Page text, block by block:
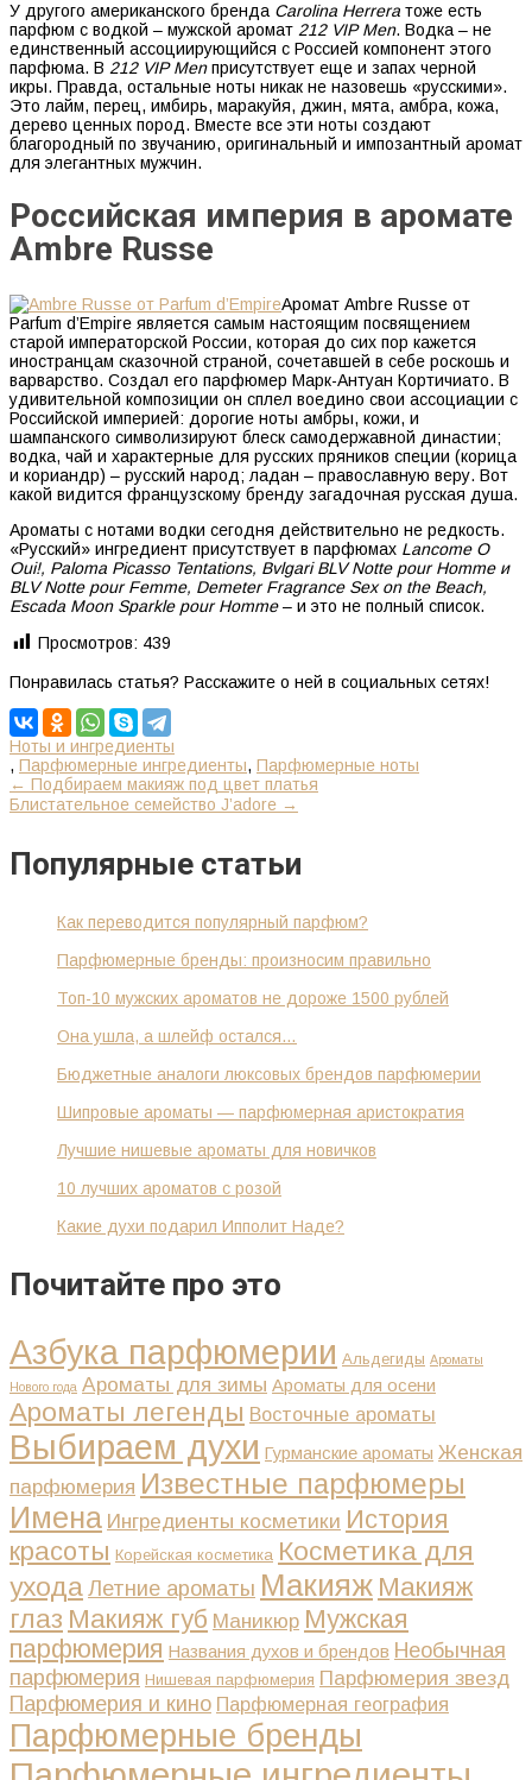
У другого американского бренда Carolina Herrera тоже есть
парфюм с водкой – мужской аромат 212 VIP Men. Водка – не
единственный ассоциирующийся с Россией компонент этого
парфюма. В 212 VIP Menприсутствует еще и запах черной
икры. Правда, остальные ноты никак не назовешь «русскими».
Это лайм, перец, имбирь, маракуйя, джин, мята, амбра, кожа,
дерево ценных пород. Вместе все эти ноты создают
благородный по звучанию, оригинальный и импозантный аромат
для элегантных мужчин.
Российская империя в аромате
Ambre Russe
Аромат Ambre Russe от
Parfum d’Empire является самым настоящим посвящением
старой императорской России, которая до сих пор кажется
иностранцам сказочной страной, сочетавшей в себе роскошь и
варварство. Создал его парфюмер Марк-Антуан Кортичиато. В
удивительной композиции он сплел воедино свои ассоциации с
Российской империей: дорогие ноты амбры, кожи, и
шампанского символизируют блеск самодержавной династии;
водка, чай и характерные для русских пряников специи (корица
и кориандр) – русский народ; ладан – православную веру. Вот
какой видится французскому бренду загадочная русская душа.
Ароматы с нотами водки сегодня действительно не редкость.
«Русский» ингредиент присутствует в парфюмах Lancome O
Oui!, Paloma Picasso Tentations, Bvlgari BLV Notte pour Homme и
BLV Notte pour Femme, Demeter Fragrance Sex on the Beach,
Escada Moon Sparkle pour Homme– и это не полный список.
Просмотров: 439
Понравилась статья? Расскажите о ней в социальных сетях!
Ноты и ингредиенты
, Парфюмерные ингредиенты, Парфюмерные ноты
К
записям
← Подбираем макияж под цвет платья
Блистательное семейство J’adore →
Популярные статьи
Как переводится популярный парфюм?
Парфюмерные бренды: произносим правильно
Топ-10 мужских ароматов не дороже 1500 рублей
Она ушла, а шлейф остался…
Бюджетные аналоги люксовых брендов парфюмерии
Шипровые ароматы — парфюмерная аристократия
Лучшие нишевые ароматы для новичков
10 лучших ароматов с розой
Какие духи подарил Ипполит Наде?
Почитайте про это
Азбука парфюмерии Альдегиды Ароматы
Нового года Ароматы для зимы Ароматы для осени
Ароматы легенды Восточные ароматы
Выбираем духи Гурманские ароматы Женская
парфюмерия Известные парфюмеры
Имена Ингредиенты косметики История
красоты Корейская косметика Косметика для
ухода Летние ароматы Макияж Макияж
глаз Макияж губ Маникюр Мужская
парфюмерия Названия духов и брендов Необычная
парфюмерия Нишевая парфюмерия Парфюмерия звезд
Парфюмерия и кино Парфюмерная география
Парфюмерные бренды